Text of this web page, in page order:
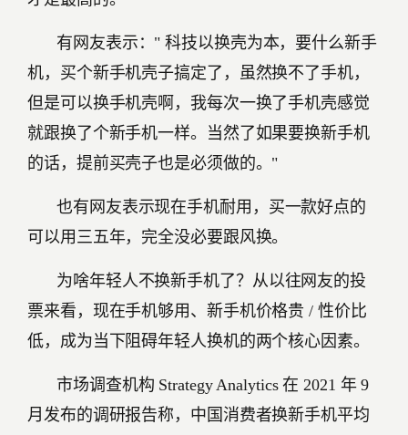
有网友表示：" 科技以换壳为本，要什么新手
机，买个新手机壳子搞定了，虽然换不了手机，
但是可以换手机壳啊，我每次一换了手机壳感觉
就跟换了个新手机一样。当然了如果要换新手机
的话，提前买壳子也是必须做的。"
也有网友表示现在手机耐用，买一款好点的
可以用三五年，完全没必要跟风换。
为啥年轻人不换新手机了？从以往网友的投
票来看，现在手机够用、新手机价格贵 / 性价比
低，成为当下阻碍年轻人换机的两个核心因素。
市场调查机构 Strategy Analytics 在 2021 年 9
月发布的调研报告称，中国消费者换新手机平均